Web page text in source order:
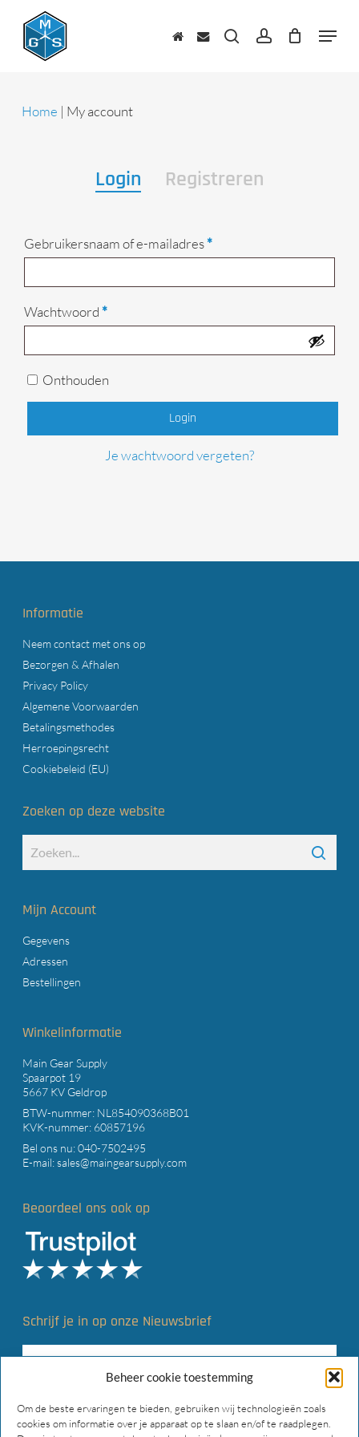
Beheer cookie toestemming
Om de beste ervaringen te bieden, gebruiken wij technologieën zoals
cookies om informatie over je apparaat op te slaan en/of te raadplegen.
content
zoekenaccount Menu
Home | My account
Login Registreren
Gebruikersnaam of e-mailadres*Vereist
Wachtwoord *Vereist
Onthouden
Login
Je wachtwoord vergeten?
Informatie
Neem contact met ons op
Bezorgen & Afhalen
Privacy Policy
Algemene Voorwaarden
Betalingsmethodes
Herroepingsrecht
Cookiebeleid (EU)
Zoeken op deze website
Mijn Account
Gegevens
Adressen
Bestellingen
Winkelinformatie
Main Gear Supply
Spaarpot 19
5667 KV Geldrop
BTW-nummer: NL854090368B01
KVK-nummer: 60857196
Bel ons nu:040-7502495
E-mail:sales@maingearsupply.com
Beoordeel ons ook op
Schrijf je in op onze Nieuwsbrief